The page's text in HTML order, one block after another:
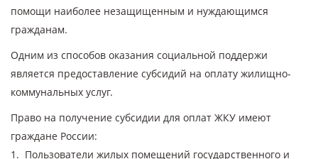
помощи наиболее незащищенным и нуждающимся
гражданам.
Одним из способов оказания социальной поддержи
является предоставление субсидий на оплату жилищно-
коммунальных услуг.
Право на получение субсидии для оплат ЖКУ имеют
граждане России:
1. Пользователи жилых помещений государственного и